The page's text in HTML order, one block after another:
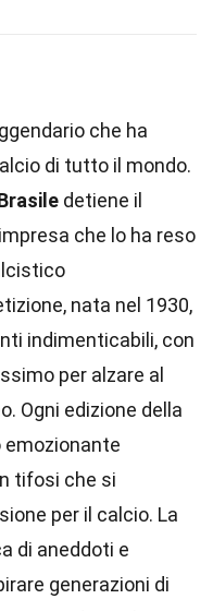
che ha
di tutto il mondo.
detiene il
che lo ha reso
nata nel 1930,
indimenticabili, con
per alzare al
Ogni edizione della
emozionante
tifosi che si
per il calcio. La
di aneddoti e
generazioni di